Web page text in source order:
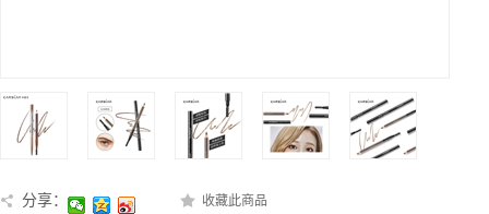
分享： 收藏此商品